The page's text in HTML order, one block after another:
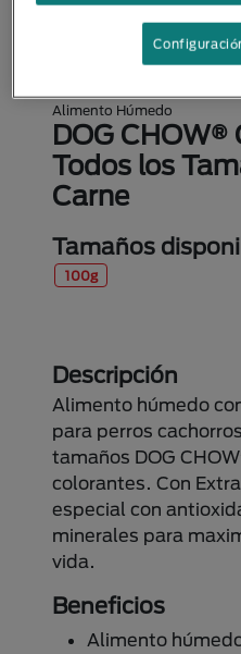
Alimento Húmedo
DOG CHOW®
Todos los
Carne
Tamaños
100g
Descripción
Alimento húmedo
para perros
tamaños DOG
colorantes. Con
especial con
minerales para
vida.
Beneficios
Alimento